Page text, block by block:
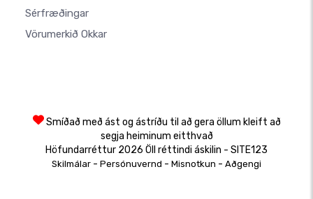
Sérfræðingar
Vörumerkið Okkar
Smíðað með ást og ástríðu til að gera öllum kleift að
segja heiminum eitthvað
Höfundarréttur 2026 Öll réttindi áskilin - SITE123
Skilmálar - Persónuvernd - Misnotkun - Aðgengi